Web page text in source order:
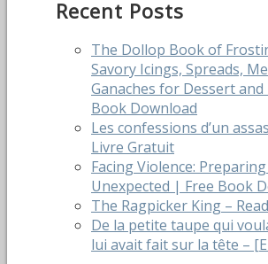
Recent Posts
The Dollop Book of
Savory Icings, Spreads,
Ganaches for Dessert
Book Download
Les confessions d’un
Livre Gratuit
Facing Violence:
Unexpected | Free Book
The Ragpicker King –
De la petite taupe qui
lui avait fait sur la tête –